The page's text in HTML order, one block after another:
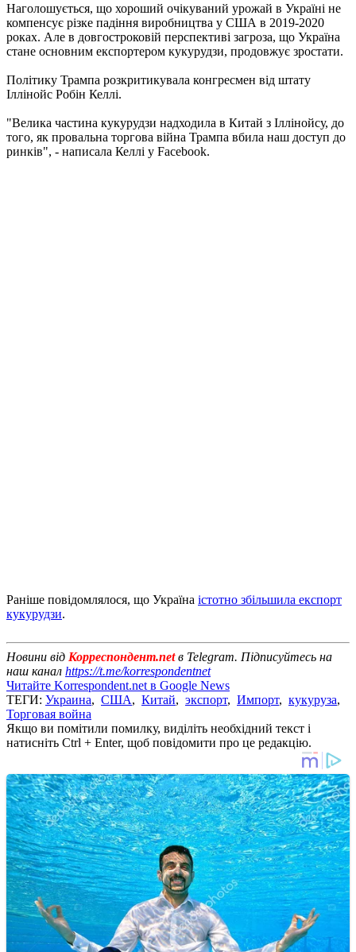
Наголошується, що хороший очікуваний урожай в Україні не
компенсує різке падіння виробництва у США в 2019-2020
роках. Але в довгостроковій перспективі загроза, що Україна
стане основним експортером кукурудзи, продовжує зростати.
Політику Трампа розкритикувала конгресмен від штату
Іллінойс Робін Келлі.
"Велика частина кукурудзи надходила в Китай з Іллінойсу, до
того, як провальна торгова війна Трампа вбила наш доступ до
ринків", - написала Келлі у Facebook.
Раніше повідомлялося, що Україна істотно збільшила експорт
кукурудзи.
Новини від Корреспондент.netв Telegram. Підписуйтесь на
наш канал https://t.me/korrespondentnet
Читайте Korrespondent.net в Google News
ТЕГИ: Украина, США, Китай, экспорт, Импорт, кукуруза,
Торговая война
Якщо ви помітили помилку, виділіть необхідний текст і
натисніть Ctrl + Enter, щоб повідомити про це редакцію.